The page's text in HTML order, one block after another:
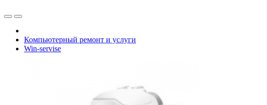
Компьютерный ремонт и услуги
Win-servise